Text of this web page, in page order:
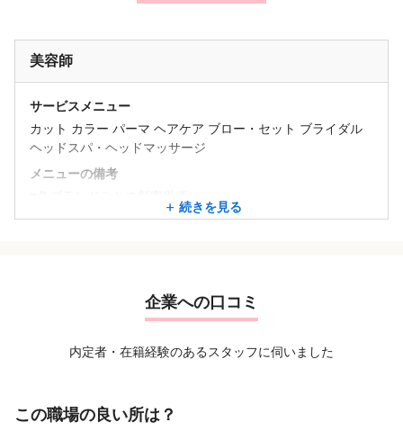
美容師
サービスメニュー
カット カラー パーマ ヘアケア ブロー・セット ブライダル
ヘッドスパ・ヘッドマッサージ
メニューの備考
Emerge＆amie＝6,500円
【報酬例】＊業務委託＊
■業務委託スタッフ報酬イメージ■
月4休み 1日12時間稼働
30代女性
続きを見る
企業への口コミ
内定者・在籍経験のあるスタッフに伺いました
この職場の良い所は？